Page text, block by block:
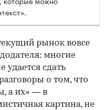
рынок вовсе
многие
сдать
о том, что
а их» — в
картина, не